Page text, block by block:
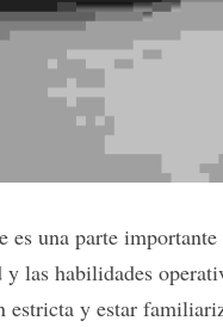
es una parte
las habilidades
estricta y estar